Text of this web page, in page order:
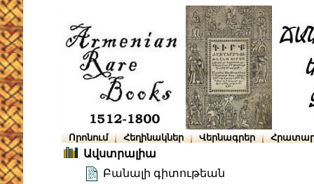
Որոնում Հեղինակներ Վերնագրեր
Ավստրալիա
Բանալի գիտութեան